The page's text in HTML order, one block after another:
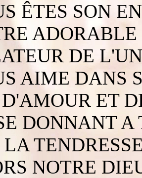
ÊTES SON
DE
AIME DANS
ET
DONNANT A
LA
NOTRE